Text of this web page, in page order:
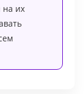
на их